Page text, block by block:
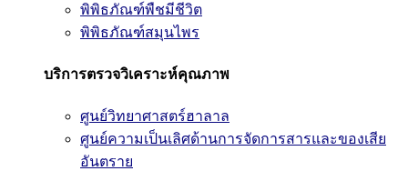
พิพิธภัณฑ์พืชมีชีวิต
พิพิธภัณฑ์สมุนไพร
บริการตรวจวิเคราะห์คุณภาพ
ศูนย์วิทยาศาสตร์ฮาลาล
ศูนย์ความเป็นเลิศด้านการจัดการสารและของเสีย
อันตราย